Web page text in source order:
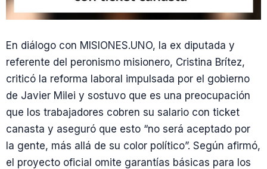
En diálogo con MISIONES.UNO, la ex diputada y
referente del peronismo misionero, Cristina Brítez,
criticó la reforma laboral impulsada por el gobierno
de Javier Milei y sostuvo que es una preocupación
que los trabajadores cobren su salario con ticket
canasta y aseguró que esto “no será aceptado por
la gente, más allá de su color político”. Según afirmó,
el proyecto oficial omite garantías básicas para los